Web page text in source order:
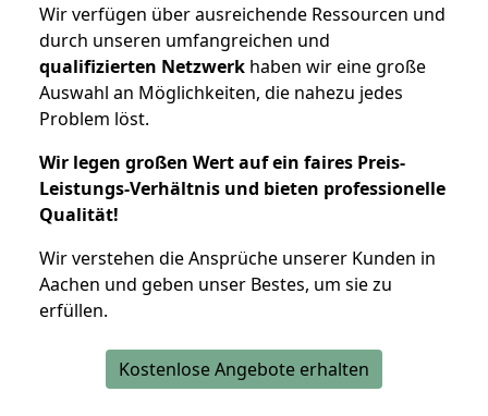
Wir verfügen über ausreichende Ressourcen und
durch unseren umfangreichen und
qualifizierten Netzwerk haben wir eine große
Auswahl an Möglichkeiten, die nahezu jedes
Problem löst.
Wir legen großen Wert auf ein faires Preis-
Leistungs-Verhältnis und bieten professionelle
Qualität!
Wir verstehen die Ansprüche unserer Kunden in
Aachen und geben unser Bestes, um sie zu
erfüllen.
Kostenlose Angebote erhalten